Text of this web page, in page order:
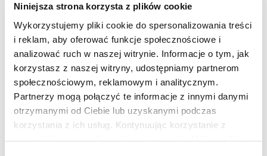
Niniejsza strona korzysta z plików cookie
Wykorzystujemy pliki cookie do spersonalizowania treści
i reklam, aby oferować funkcje społecznościowe i
analizować ruch w naszej witrynie. Informacje o tym, jak
korzystasz z naszej witryny, udostępniamy partnerom
społecznościowym, reklamowym i analitycznym.
Partnerzy mogą połączyć te informacje z innymi danymi
otrzymanymi od Ciebie lub uzyskanymi podczas
korzystania z ich usług. Kontynuując korzystanie z
międzynarodowe korporacje. Nieustannie dążymy do
odzyskania Twoich należności, ponieważ wierzymy, że
każda transakcja powinna być uczciwie zrealizowana
przez obie strony. Sprawdź nasze dotychczasowe
osiągnięcia oraz uzyskanereferencje, aby zobaczyć, jak
w przeszłości pomogliśmy innym firmom w sytuacji
podobnej do Twojej.
Jesteśmy również do Twojej dyspozycji
w kwestiach sporów sądowych w